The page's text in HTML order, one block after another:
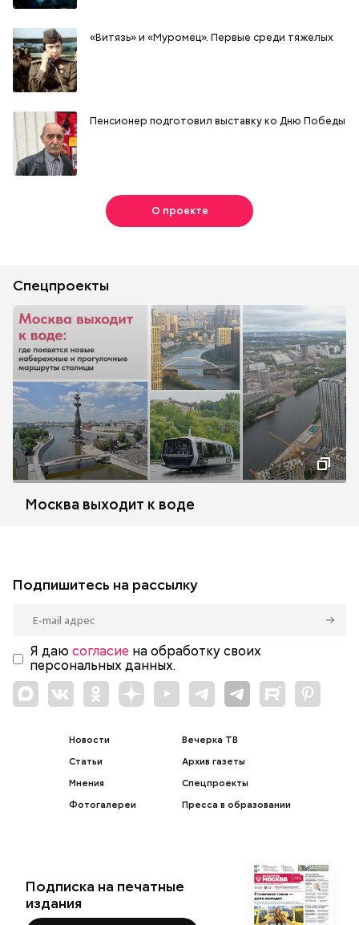
«Витязь» и «Муромец». Первые среди тяжелых
Пенсионер подготовил выставку ко Дню Победы
О проекте
Спецпроекты
Москва выходит к воде
Подпишитесь на рассылку
Я даю согласие на обработку своих
персональных данных.
Новости
Статьи
Мнения
Фотогалереи
Вечерка ТВ
Архив газеты
Спецпроекты
Пресса в образовании
Подписка на печатные
издания